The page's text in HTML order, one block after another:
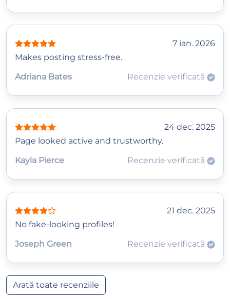
7 ian. 2026
Makes posting stress-free.
Adriana Bates
Recenzie verificată
24 dec. 2025
Page looked active and trustworthy.
Kayla Pierce
Recenzie verificată
21 dec. 2025
No fake-looking profiles!
Joseph Green
Recenzie verificată
Arată toate recenziile